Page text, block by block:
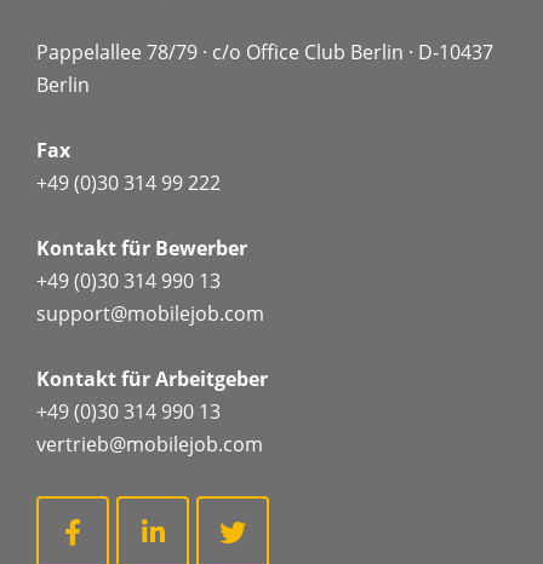
Pappelallee 78/79 · c/o Office Club Berlin · D-10437
Berlin
Fax
+49 (0)30 314 99 222
Kontakt für Bewerber
+49 (0)30 314 990 13
support@mobilejob.com
Kontakt für Arbeitgeber
+49 (0)30 314 990 13
vertrieb@mobilejob.com